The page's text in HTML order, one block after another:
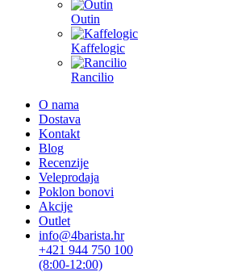
Outin
Kaffelogic
Rancilio
O nama
Dostava
Kontakt
Blog
Recenzije
Veleprodaja
Poklon bonovi
Akcije
Outlet
info@4barista.hr
+421 944 750 100
(8:00-12:00)